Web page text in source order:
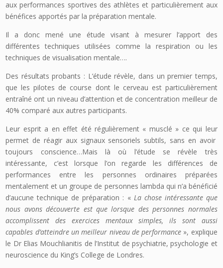
aux performances sportives des athlètes et particulièrement aux
bénéfices apportés par la préparation mentale.
Il a donc mené une étude visant à mesurer l’apport des
différentes techniques utilisées comme la respiration ou les
techniques de visualisation mentale….
Des résultats probants : L’étude révèle, dans un premier temps,
que les pilotes de course dont le cerveau est particulièrement
entraîné ont un niveau d’attention et de concentration meilleur de
40% comparé aux autres participants.
Leur esprit a en effet été régulièrement « musclé » ce qui leur
permet de réagir aux signaux sensoriels subtils, sans en avoir
toujours conscience…Mais là où l’étude se révèle très
intéressante, c’est lorsque l’on regarde les différences de
performances entre les personnes ordinaires préparées
mentalement et un groupe de personnes lambda qui n’a bénéficié
d’aucune technique de préparation : « La chose intéressante que
nous avons découverte est que lorsque des personnes normales
accomplissent des exercices mentaux simples, ils sont aussi
capables d’atteindre un meilleur niveau de performance », explique
le Dr Elias Mouchlianitis de l’Institut de psychiatrie, psychologie et
neuroscience du King’s College de Londres.